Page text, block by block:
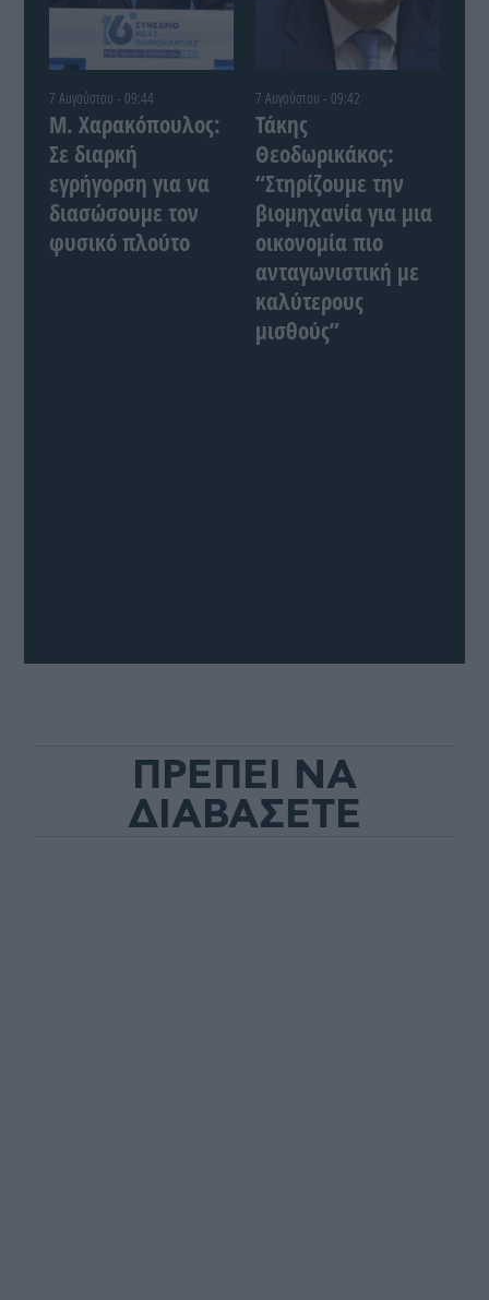
7 Αυγούστου - 09:44
Μ. Χαρακόπουλος:
Σε διαρκή
εγρήγορση για να
διασώσουμε τον
φυσικό πλούτο
7 Αυγούστου - 09:42
Τάκης
Θεοδωρικάκος:
“Στηρίζουμε την
βιομηχανία για μια
οικονομία πιο
ανταγωνιστική με
καλύτερους
μισθούς”
ΠΡΕΠΕΙ ΝΑ
ΔΙΑΒΑΣΕΤΕ